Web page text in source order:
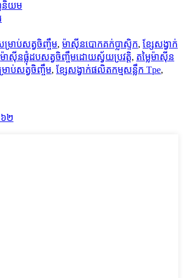
យម
ម្រាប់​សត្វ​ចិញ្ចឹម, ម៉ាស៊ីនបោកគក់ប្លាស្ទិក, ខ្សែសង្វាក់​
ម៉ាស៊ីនផ្លុំដបសត្វចិញ្ចឹមដោយស្វ័យប្រវត្តិ, តម្លៃម៉ាស៊ីន
រាប់សត្វចិញ្ចឹម, ខ្សែសង្វាក់ផលិតកម្មសន្លឹក Tpe,
២